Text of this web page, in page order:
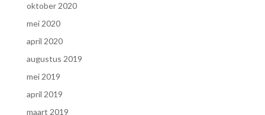
oktober 2020
mei 2020
april 2020
augustus 2019
mei 2019
april 2019
maart 2019